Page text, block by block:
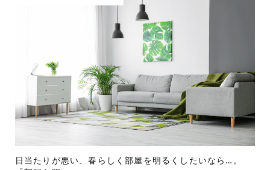
日当たりが悪い、春らしく部屋を明るくしたいなら…。